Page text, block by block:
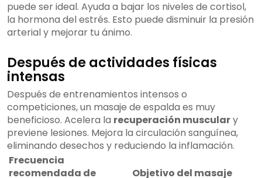
puede ser ideal. Ayuda a bajar los niveles de cortisol,
la hormona del estrés. Esto puede disminuir la presión
arterial y mejorar tu ánimo.
Después de actividades físicas
intensas
Después de entrenamientos intensos o
competiciones, un masaje de espalda es muy
beneficioso. Acelera la recuperación musculary
previene lesiones. Mejora la circulación sanguínea,
eliminando desechos y reduciendo la inflamación.
Frecuencia
recomendada de
Objetivo del masaje